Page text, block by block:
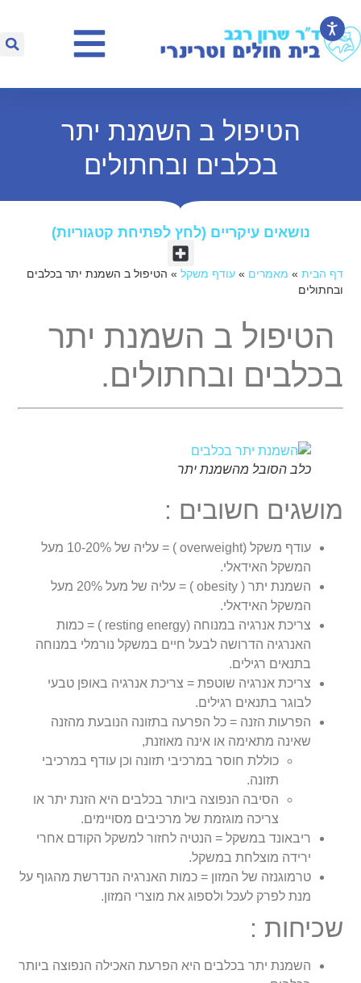
הטיפול ב השמנת יתר
בכלבים ובחתולים
נושאים עיקריים (לחץ לפתיחת קטגוריות)​
דף הבית » מאמרים »עודף משקל » הטיפול ב השמנת יתר בכלבים
ובחתולים
הטיפול ב השמנת יתר
בכלבים ובחתולים.
כלב הסובל מהשמנת יתר
מושגים חשובים :
עודף משקל (overweight ) = עליה של 10-20% מעל
המשקל האידאלי.
השמנת יתר ( obesity ) = עליה של מעל 20% מעל
המשקל האידאלי.
צריכת אנרגיה במנוחה (resting energy ) = כמות
האנרגיה הדרושה לבעל חיים במשקל נורמלי במנוחה
בתנאים רגילים.
צריכת אנרגיה שוטפת = צריכת אנרגיה באופן טבעי
לבוגר בתנאים רגילים.
הפרעות הזנה = כל הפרעה בתזונה הנובעת מהזנה
שאינה מתאימה או אינה מאוזנת,
כוללת חוסר במרכיבי תזונה וכן עודף במרכיבי
תזונה.
הסיבה הנפוצה ביותר בכלבים היא הזנת יתר או
צריכה מוגזמת של מרכיבים מסויימים.
ריבאונד במשקל = הנטיה לחזור למשקל הקודם אחרי
ירידה מוצלחת במשקל.
טרמוגנזה של המזון = כמות האנרגיה הנדרשת מהגוף על
מנת לפרק לעכל ולספוג את מוצרי המזון.
שכיחות :
השמנת יתר בכלבים היא הפרעת האכילה הנפוצה ביותר